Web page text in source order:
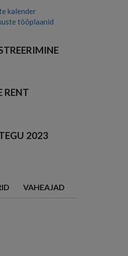
kalender
tööplaanid
RENT
VAHEAJAD